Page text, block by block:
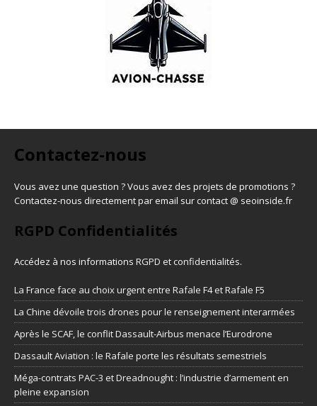
Contactez-nous
Vous avez une question ? Vous avez des projets de promotions ?
Contactez-nous directement par email sur contact @ seoinside.fr
RGPD Confidentialités
Accédez à nos informations RGPD et confidentialités.
La France face au choix urgent entre Rafale F4 et Rafale F5
La Chine dévoile trois drones pour le renseignement interarmées
Après le SCAF, le conflit Dassault-Airbus menace l’Eurodrone
Dassault Aviation : le Rafale porte les résultats semestriels
Méga-contrats PAC-3 et Dreadnought : l’industrie d’armement en
pleine expansion